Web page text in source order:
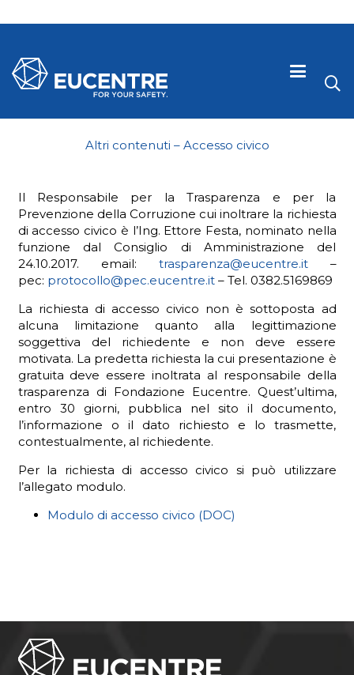
Altri contenuti – Accesso civico
Il Responsabile per la Trasparenza e per la
Prevenzione della Corruzione cui inoltrare la richiesta
di accesso civico è l’Ing. Ettore Festa, nominato nella
funzione dal Consiglio di Amministrazione del
24.10.2017. email: trasparenza@eucentre.it–
pec: protocollo@pec.eucentre.it– Tel. 0382.5169869
La richiesta di accesso civico non è sottoposta ad
alcuna limitazione quanto alla legittimazione
soggettiva del richiedente e non deve essere
motivata. La predetta richiesta la cui presentazione è
gratuita deve essere inoltrata al responsabile della
trasparenza di Fondazione Eucentre. Quest’ultima,
entro 30 giorni, pubblica nel sito il documento,
l’informazione o il dato richiesto e lo trasmette,
contestualmente, al richiedente.
Per la richiesta di accesso civico si può utilizzare
l’allegato modulo.
Modulo di accesso civico (DOC)